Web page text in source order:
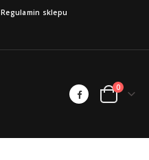
Regulamin sklepu
0